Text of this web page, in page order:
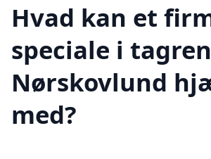
Hvad kan et
speciale i
Nørskovlund
med?